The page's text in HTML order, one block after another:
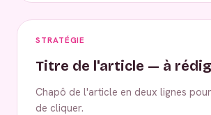
STRATÉGIE
Titre de l'article — à
Chapô de l'article en deux lignes
de cliquer.